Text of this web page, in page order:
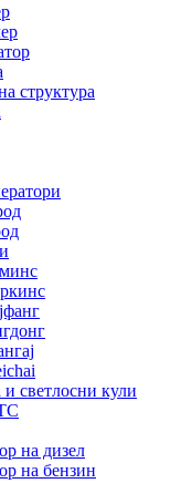
структура
светлосни кули
на дизел
на бензин